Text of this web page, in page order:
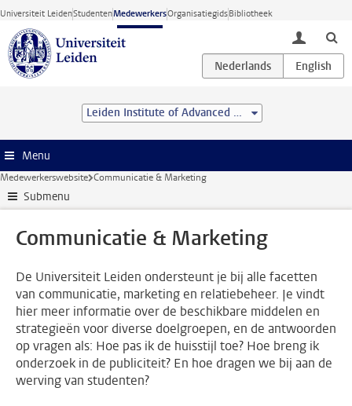
Ga direct naar de inhoud
Universiteit LeidenStudentenMedewerkersOrganisatiegidsBibliotheek
toggle
Leiden Institute of Advanced Computer Science (LIACS)
Menu
Medewerkerswebsite Communicatie & Marketing
Submenu
Communicatie & Marketing
De Universiteit Leiden ondersteunt je bij alle facetten
van communicatie, marketing en relatiebeheer. Je vindt
hier meer informatie over de beschikbare middelen en
strategieën voor diverse doelgroepen, en de antwoorden
op vragen als: Hoe pas ik de huisstijl toe? Hoe breng ik
onderzoek in de publiciteit? En hoe dragen we bij aan de
werving van studenten?